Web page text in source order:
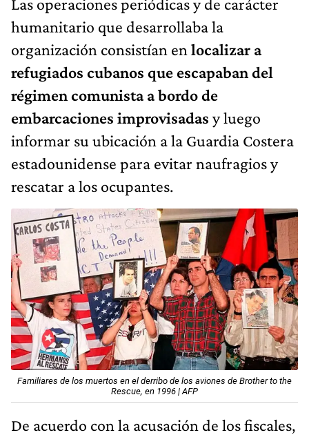
Las operaciones periódicas y de carácter
humanitario que desarrollaba la
organización consistían en localizar a
refugiados cubanos que escapaban del
régimen comunista a bordo de
embarcaciones improvisadas y luego
informar su ubicación a la Guardia Costera
estadounidense para evitar naufragios y
rescatar a los ocupantes.
Familiares de los muertos en el derribo de los aviones de Brother to the
Rescue, en 1996 | AFP
De acuerdo con la acusación de los fiscales,